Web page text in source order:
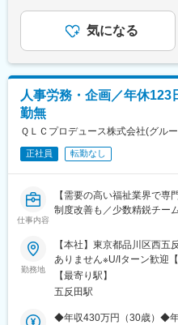
気になる
人事労務・企画／年休
勤無
ＱＬＣプロデュース株式会社(グル
正社員 転勤なし
仕事内容
【需要の高い福祉業界で専
制度改善も／少数精鋭チー
勤務地
【本社】東京都品川区西
ありません※U/Iターン歓迎
田駅/西口」より徒歩3分都
2分
【最寄り駅】
五反田駅
◆年収430万円（30歳）◆年